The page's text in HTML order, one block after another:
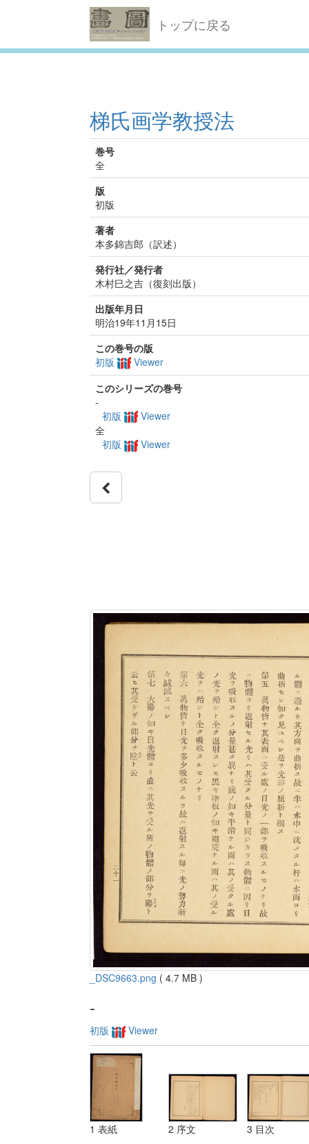
トップに戻る
梯氏画学教授法
巻号
全
版
初版
著者
本多錦吉郎（訳述）
発行社／発行者
木村巳之吉（復刻出版）
出版年月日
明治19年11月15日
この巻号の版
初版
Viewer
このシリーズの巻号
-
初版
Viewer
全
初版
Viewer
_DSC9663.png ( 4.7 MB )
-
初版 Viewer
1 表紙 2 序文 3 目次